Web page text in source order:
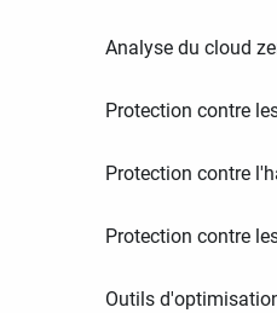
Analyse du cloud
Protection contre
Protection contre
Protection contre
Outils